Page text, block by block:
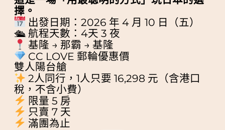
擇。
出發日期：2026 年 4 月 10 日（五）
🛳 航程天數：4天 3 夜
基隆 → 那霸 → 基隆
CC LOVE 郵輪優惠價
雙人陽台艙
2人同行，1人只要 16,298 元（含港口
稅，不含小費）
限量 5 房
只賣 7 天
滿團為止